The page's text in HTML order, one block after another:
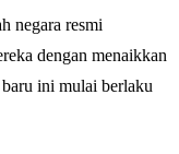
negara resmi
dengan menaikkan
ini mulai berlaku